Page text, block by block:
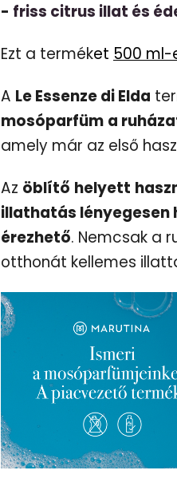
- friss citrus illat és
Ezt a terméket 500 ml-
A Le Essenze di Elda
mosóparfüm a
amely már az első
Az öblítő helyett
illathatás lényegesen
érezhető. Nemcsak a
otthonát kellemes